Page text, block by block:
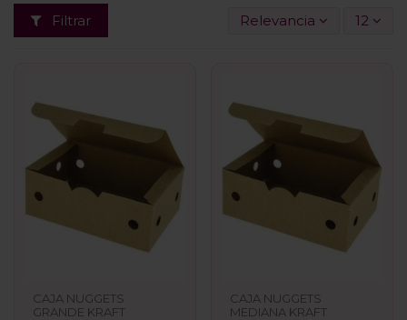
Filtrar Relevancia 12
CAJA NUGGETS
GRANDE KRAFT
CAJA NUGGETS
MEDIANA KRAFT